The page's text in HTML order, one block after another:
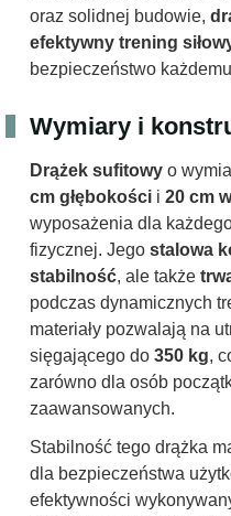
oraz solidnej budowie,
efektywny trening
bezpieczeństwo
Wymiary i
Drążek sufitowy o
cm głębokości i 20 cm
wyposażenia dla
fizycznej. Jego stalowa
stabilność, ale także
podczas dynamicznych
materiały pozwalają na
sięgającego do 350 kg,
zarówno dla osób
zaawansowanych.
Stabilność tego drążka
dla bezpieczeństwa
efektywności